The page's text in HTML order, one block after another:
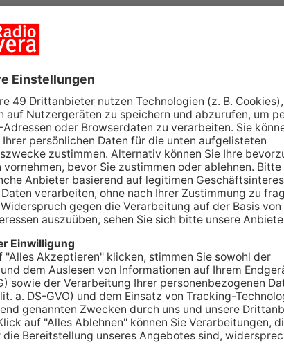
der A3 bei